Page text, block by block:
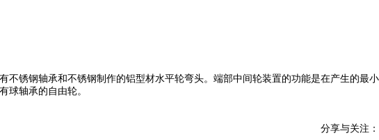
锈钢轴承和不锈钢制作的铝型材水平轮弯头。端部中间轮装置的功能是在产生的最小
球轴承的自由轮。
分享与关注：